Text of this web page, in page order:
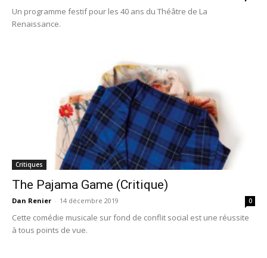
Un programme festif pour les 40 ans du Théâtre de La
Renaissance.
Critiques
The Pajama Game (Critique)
Dan Renier - 14 décembre 2019 0
Cette comédie musicale sur fond de conflit social est une réussite
à tous points de vue.